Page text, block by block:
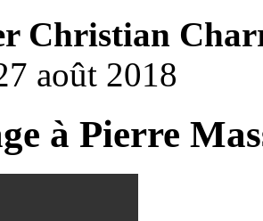
Christian
août 2018
à Pierre